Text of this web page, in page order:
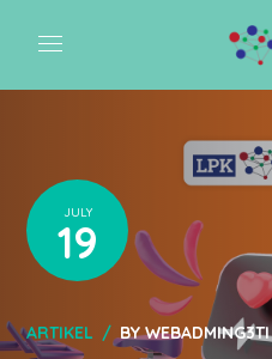
JULY
19
ARTIKEL BYWEBADMING3TI